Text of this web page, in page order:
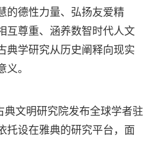
的德性力量、弘扬友爱精
互尊重、涵养数智时代人文
典学研究从历史阐释向现实
。
典文明研究院发布全球学者驻
托设在雅典的研究平台，面